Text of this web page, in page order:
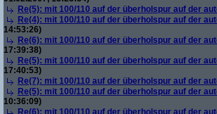
Re(5): mit 100/110 auf der überholspur auf der
Re(4): mit 100/110 auf der überholspur auf der
14:53:26)
Re(6): mit 100/110 auf der überholspur auf der
17:39:38)
Re(5): mit 100/110 auf der überholspur auf der
17:40:53)
Re(7): mit 100/110 auf der überholspur auf der
Re(5): mit 100/110 auf der überholspur auf der
10:36:09)
Re(6): mit 100/110 auf der überholspur auf der